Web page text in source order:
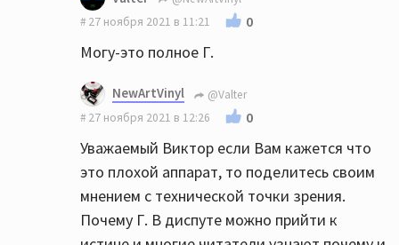
что они ничего хорошего для страны
этому есть.Достаточно посмотреть
кинохронику Германии в 1945 году,чтобы
это понять.
27 ноября 2021 в 11:21
0
Могу-это полное Г.
NewArtVinyl
@Valter
27 ноября 2021 в 12:26
0
Уважаемый Виктор если Вам кажется что
это плохой аппарат, то поделитесь своим
мнением с технической точки зрения.
Почему Г. В диспуте можно прийти к